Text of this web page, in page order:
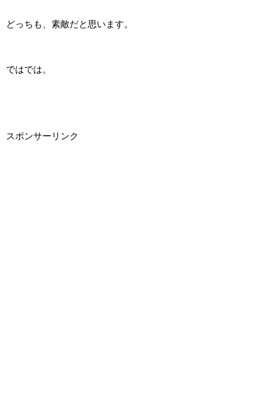
どっちも、素敵だと思います。
ではでは。
スポンサーリンク